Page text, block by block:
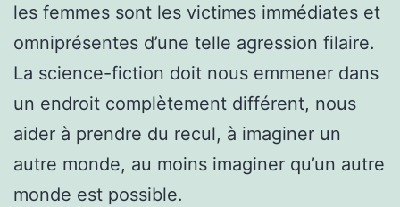
les femmes sont les victimes immédiates et
omniprésentes d’une telle agression filaire.
La science-fiction doit nous emmener dans
un endroit complètement différent, nous
aider à prendre du recul, à imaginer un
autre monde, au moins imaginer qu’un autre
monde est possible.